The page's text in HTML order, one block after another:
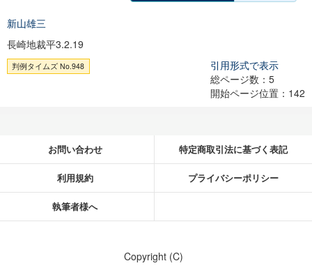
新山雄三
長崎地裁平3.2.19
判例タイムズ No.948
引用形式で表示
総ページ数：5
開始ページ位置：142
お問い合わせ 特定商取引法に基づく表記
利用規約 プライバシーポリシー
執筆者様へ
Copyright (C)